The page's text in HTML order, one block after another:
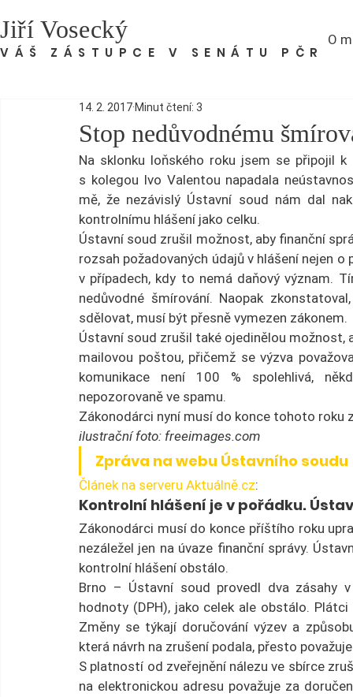
Jiří Vosecký
VÁŠ ZÁSTUPCE V SENÁTU PČR
O
Stop nedůvodnému
14. 2. 2017 Minut čtení: 3
Na sklonku loňského roku jsem se připojil
s kolegou Ivo Valentou napadala
mě, že nezávislý Ústavní soud nám dal
kontrolnímu hlášení jako celku.
Ústavní soud zrušil možnost, aby finanční
rozsah požadovaných údajů v hlášení nejen
v případech, kdy to nemá daňový význam.
nedůvodné šmírování. Naopak
sdělovat, musí být přesně vymezen zákonem.
Ústavní soud zrušil také ojedinělou možnost,
mailovou poštou, přičemž se výzva
komunikace není 100 % spolehlivá,
nepozorovaně ve spamu.
Zákonodárci nyní musí do konce tohoto roku
ilustrační foto: freeimages.com
Zpráva na webu Ústavního soudu
Článek na serveru Aktuálně.cz:
Kontrolní hlášení je v pořádku.
Zákonodárci musí do konce příštího roku
nezáležel jen na úvaze finanční správy.
kontrolní hlášení obstálo.
Brno – Ústavní soud provedl dva zásahy
hodnoty (DPH), jako celek ale obstálo.
Změny se týkají doručování výzev a
která návrh na zrušení podala, přesto
S platností od zveřejnění nálezu ve sbírce
na elektronickou adresu považuje za